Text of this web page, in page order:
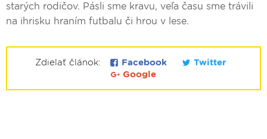
starých rodičov. Pásli sme kravu, veľa času sme trávili
na ihrisku hraním futbalu či hrou v lese.
Zdielať článok: Facebook
Twitter
Google